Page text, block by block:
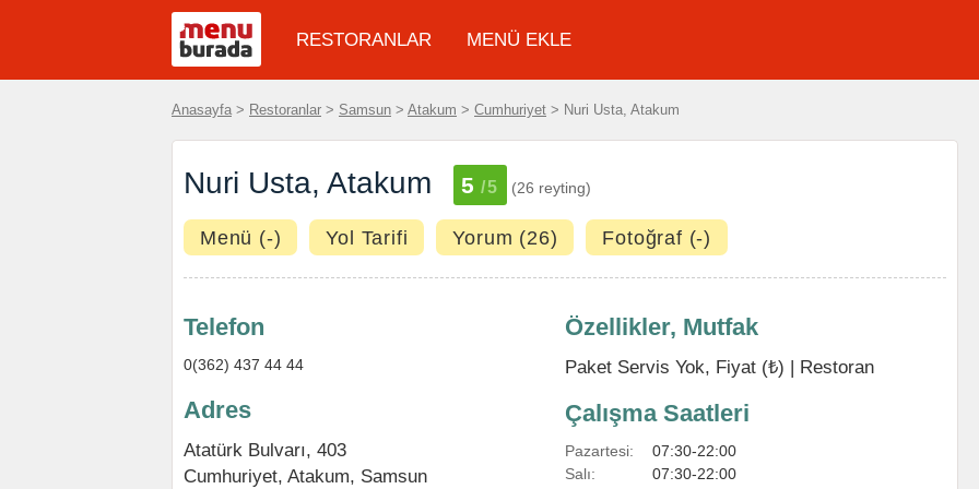
RESTORANLAR MENÜ EKLE
Anasayfa > Restoranlar > Samsun > Atakum > Cumhuriyet > Nuri Usta, Atakum
Nuri Usta, Atakum 5 /5 (26 reyting)
Menü (-) Yol Tarifi Yorum (26) Fotoğraf (-)
Telefon
0(362) 437 44 44
Adres
Atatürk Bulvarı, 403
Cumhuriyet, Atakum, Samsun
Özellikler, Mutfak
Paket Servis Yok, Fiyat (₺) | Restoran
Çalışma Saatleri
Pazartesi:
07:30-22:00
Salı:
07:30-22:00